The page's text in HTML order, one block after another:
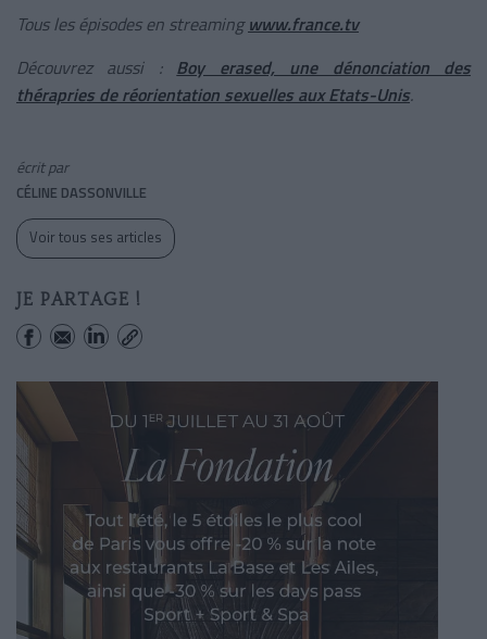
Tous les épisodes en streamingwww.france.tv
Découvrez aussi : Boy erased, une dénonciation des
thérapries de réorientation sexuelles aux Etats-Unis.
écrit par
CÉLINE DASSONVILLE
Voir tous ses articles
JE PARTAGE !